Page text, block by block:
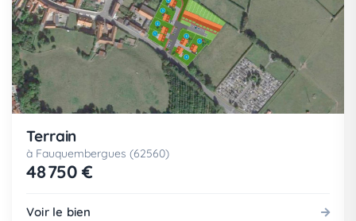
Terrain
à Fauquembergues (62560)
48 750 €
Voir le bien